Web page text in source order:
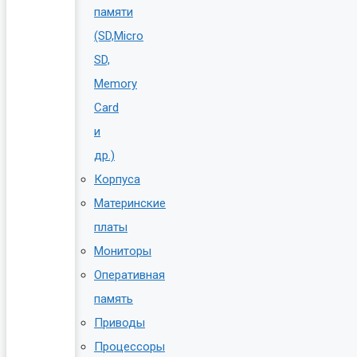
памяти
(SD,Micro
SD,
Memory
Card
и
др.)
Корпуса
Материнские
платы
Мониторы
Оперативная
память
Приводы
Процессоры